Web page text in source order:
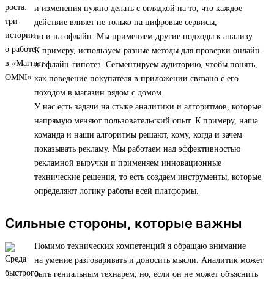
и изменения нужно делать с оглядкой на то, что каждое
действие влияет не только на цифровые сервисы,
но и на офлайн. Мы применяем другие подходы к анализу.
К примеру, используем разные методы для проверки онлайн-
и офлайн-гипотез. Сегментируем аудиторию, чтобы понять,
как поведение покупателя в приложении связано с его
походом в магазин рядом с домом.
У нас есть задачи на стыке аналитики и алгоритмов, которые
напрямую меняют пользовательский опыт. К примеру, наша
команда и наши алгоритмы решают, кому, когда и зачем
показывать рекламу. Мы работаем над эффективностью
рекламной выручки и применяем инновационные
технические решения, то есть создаем инструменты, которые
определяют логику работы всей платформы.
Сильные стороны, которые важны
Помимо технических компетенций я обращаю внимание
на умение разговаривать и доносить мысли. Аналитик может
быть гениальным технарем, но, если он не может объяснить